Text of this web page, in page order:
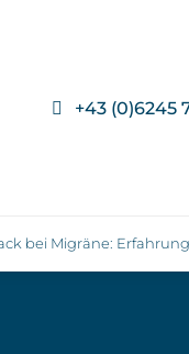
+43 (0)6245
bei Migräne: